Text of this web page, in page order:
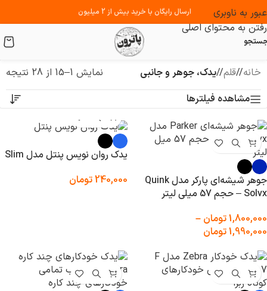
عبور به ناوبری
رفتن به محتوای اصلی
ارسال رایگان با خرید بیش از 2 میلیون
خانه/ قلم/ یدک، جوهر و جانبی
نمایش 1–15 از 28 نتیجه
مشاهده فیلترها
جوهر شیشه‌ای پارکر مدل Quink
Solvx – حجم 57 میلی لیتر
1,800,000تومان –
1,990,000تومان
یدک روان نویس پنتل مدل Slim
240,000تومان